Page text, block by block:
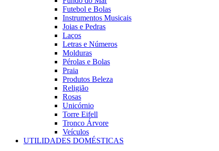
Futebol e Bolas
Instrumentos Musicais
Joias e Pedras
Laços
Letras e Números
Molduras
Pérolas e Bolas
Praia
Produtos Beleza
Religião
Rosas
Unicórnio
Torre Eifell
Tronco Árvore
Veículos
UTILIDADES DOMÉSTICAS